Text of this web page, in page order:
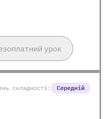
урок
складності: Середній